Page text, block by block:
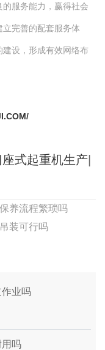
服务能力，赢得社会
完善的配套服务体
设，形成有效网络布
式起重机生产|
养流程繁琐吗
装可行吗
业吗
吗